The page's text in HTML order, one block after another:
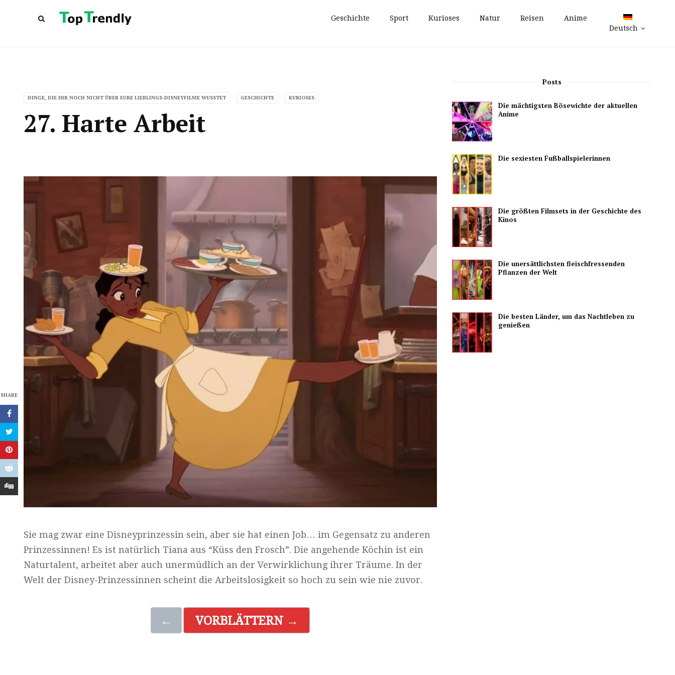
Geschichte Sport Kurioses Natur Reisen
Anime
Deutsch
DINGE, DIE IHR NOCH NICHT ÜBER EURE LIEBLINGS-DISNEYFILME WUSSTET GESCHICHTE KURIOSES
27. Harte Arbeit
SHARE
Sie mag zwar eine Disneyprinzessin sein, aber sie hat einen Job… im Gegensatz zu anderen
Prinzessinnen! Es ist natürlich Tiana aus “Küss den Frosch”. Die angehende Köchin ist ein
Naturtalent, arbeitet aber auch unermüdlich an der Verwirklichung ihrer Träume. In der
Welt der Disney-Prinzessinnen scheint die Arbeitslosigkeit so hoch zu sein wie nie zuvor.
← VORBLÄTTERN →
Posts
Die mächtigsten Bösewichte der aktuellen
Anime
Die sexiesten Fußballspielerinnen
Die größten Filmsets in der Geschichte des
Kinos
Die unersättlichsten fleischfressenden
Pflanzen der Welt
Die besten Länder, um das Nachtleben zu
genießen